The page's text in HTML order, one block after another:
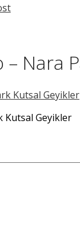
– Nara
Kutsal Geyikler